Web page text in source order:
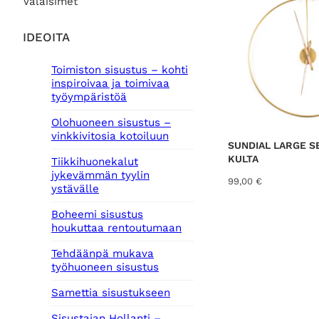
IDEOITA
Toimiston sisustus – kohti
inspiroivaa ja toimivaa
työympäristöä
Olohuoneen sisustus –
vinkkivitosia kotoiluun
Tiikkihuonekalut
jykevämmän tyylin
ystävälle
Boheemi sisustus
houkuttaa rentoutumaan
Tehdäänpä mukava
työhuoneen sisustus
Samettia sisustukseen
SUNDIAL LARGE
KULTA
99,00 €